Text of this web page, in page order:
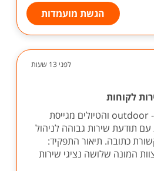
הגשת מועמדות
לפני 13 שעות
לקוחות
חברת אופנה בתחום ה- outdoor והטיולים מגייסת
תודעת שירות גבוהה לניהול
נציגי תקשורת כתובה. תיאור התפקיד:
המונה שלושה נציגי שירות